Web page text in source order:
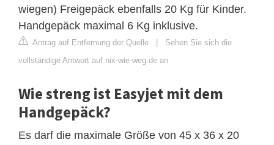
wiegen) Freigepäck ebenfalls 20 Kg für Kinder.
Handgepäck maximal 6 Kg inklusive.
Antrag auf Entfernung der Quelle
Sehen Sie sich die
vollständige Antwort auf nix-wie-weg.de an
Wie streng ist Easyjet mit dem
Handgepäck?
Es darf die maximale Größe von 45 x 36 x 20